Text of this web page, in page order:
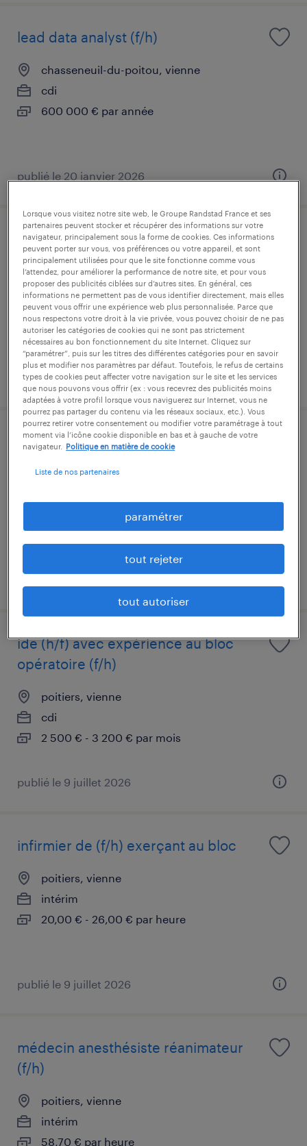
lead data analyst (f/h)
chasseneuil-du-poitou, vienne
cdi
600 000 € par année
publié le 20 janvier 2026
agent de fabrication (f/h)
chasseneuil-du-poitou, vienne
intérim
12,00 € par heure
publié le 3 août 2026
opérateur montage (f/h)
poitiers, vienne
13,20 € - 13,55 € par heure
ide (h/f) avec expérience au bloc
opératoire (f/h)
poitiers, vienne
cdi
2 500 € - 3 200 € par mois
publié le 9 juillet 2026
infirmier de (f/h) exerçant au bloc
poitiers, vienne
intérim
20,00 € - 26,00 € par heure
publié le 9 juillet 2026
médecin anesthésiste réanimateur
(f/h)
poitiers, vienne
intérim
58,70 € par heure
Lorsque vous visitez notre site web, le Groupe Randstad France et ses
partenaires peuvent stocker et récupérer des informations sur votre
navigateur, principalement sous la forme de cookies. Ces informations
peuvent porter sur vous, vos préférences ou votre appareil, et sont
principalement utilisées pour que le site fonctionne comme vous
l’attendez, pour améliorer la performance de notre site, et pour vous
proposer des publicités ciblées sur d’autres sites. En général, ces
informations ne permettent pas de vous identifier directement, mais elles
peuvent vous offrir une expérience web plus personnalisée. Parce que
nous respectons votre droit à la vie privée, vous pouvez choisir de ne pas
autoriser les catégories de cookies qui ne sont pas strictement
nécessaires au bon fonctionnement du site Internet. Cliquez sur
“paramétrer”, puis sur les titres des différentes catégories pour en savoir
plus et modifier nos paramètres par défaut. Toutefois, le refus de certains
types de cookies peut affecter votre navigation sur le site et les services
que nous pouvons vous offrir (ex : vous recevrez des publicités moins
adaptées à votre profil lorsque vous naviguerez sur Internet, vous ne
pourrez pas partager du contenu via les réseaux sociaux, etc.). Vous
pourrez retirer votre consentement ou modifier votre paramétrage à tout
moment via l’icône cookie disponible en bas et à gauche de votre
navigateur.
Politique en matière de cookie
Liste de nos partenaires
paramétrer
tout rejeter
tout autoriser